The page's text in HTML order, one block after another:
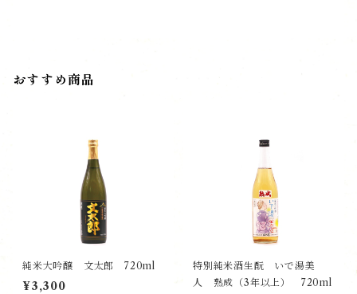
おすすめ商品
純米大吟醸 文太郎 720ml
¥3,300
特別純米酒生酛 いで湯美
人 熟成（3年以上） 720ml